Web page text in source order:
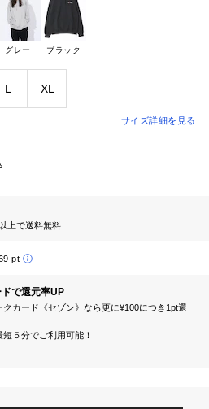
グレー ブラック
L XL
サイズ詳細を見る
上で送料無料
pt
で還元率UP
カード《セゾン》なら更に¥100につき1pt還
５分でご利用可能！